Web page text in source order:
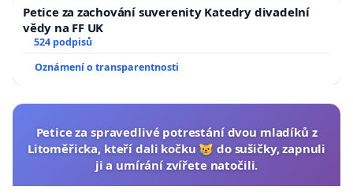
Petice za zachování suverenity Katedry divadelní
vědy na FF UK
524 podpisů
Oznámení o transparentnosti
Petice za spravedlivé potrestání dvou mladíků z
Litoměřicka, kteří dali kočku 😿 do sušičky, zapnuli
ji a umírání zvířete natočili.